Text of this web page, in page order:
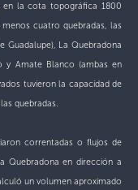
en la cota topográfica 1800
cuatro quebradas, las
Guadalupe), La Quebradona
y Amate Blanco (ambas en
tuvieron la capacidad de
quebradas.
correntadas o flujos de
Quebradona en dirección a
un volumen aproximado